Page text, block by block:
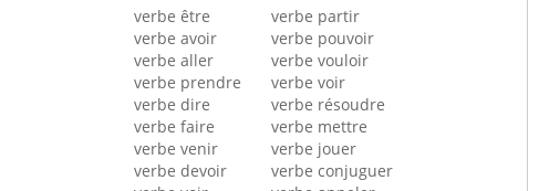
verbe être
verbe avoir
verbe aller
verbe prendre
verbe dire
verbe faire
verbe venir
verbe devoir
verbe partir
verbe pouvoir
verbe vouloir
verbe voir
verbe résoudre
verbe mettre
verbe jouer
verbe conjuguer